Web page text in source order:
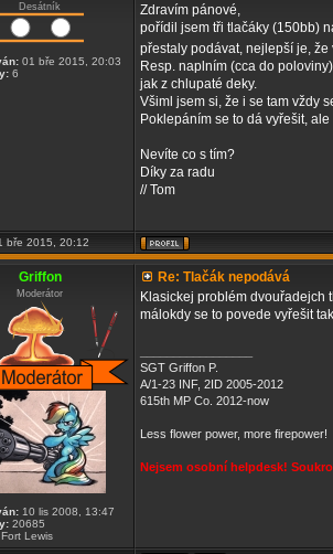
Desátník
01 bře 2015, 20:03
6
Zdravím pánové,
pořídil jsem tři tlačáky (150bb)
přestaly podávat, nejlepší je,
Resp. naplním (cca do
jak z chlupaté deky.
Všiml jsem si, že i se tam vždy
Poklepáním se to dá vyřešit,
Nevíte co s tím?
Díky za radu
// Tom
bře 2015, 20:12
Griffon
Moderátor
10 lis 2008, 13:47
20685
Fort Lewis
Re: Tlačák nepodává
Klasickej problém dvouřadejch
málokdy se to povede vyřešit
SGT Griffon P.
A/1-23 INF, 2ID 2005-2012
615th MP Co. 2012-now
Less flower power, more firepower!
Nejsem osobní helpdesk!